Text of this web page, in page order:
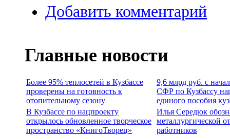
Добавить комментарий
Главные новости
Более 95% теплосетей в Кузбассе
проверены на готовность к
отопительному сезону
9,6 млрд руб. с
СФР по Кузбассу
единого пособия
В Кузбассе по нацпроекту
открылось обновленное творческое
пространство «КнигоТворец»
Илья Середюк
металлургической
работников